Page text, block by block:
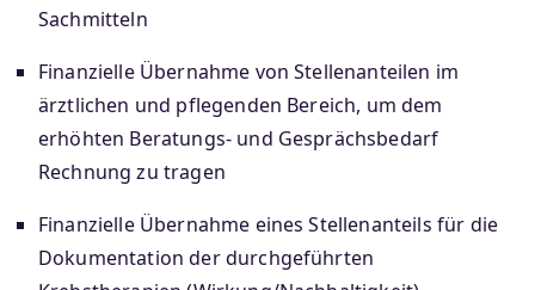
Sachmitteln
Finanzielle Übernahme von Stellenanteilen im
ärztlichen und pflegenden Bereich, um dem
erhöhten Beratungs- und Gesprächsbedarf
Rechnung zu tragen
Finanzielle Übernahme eines Stellenanteils für die
Dokumentation der durchgeführten